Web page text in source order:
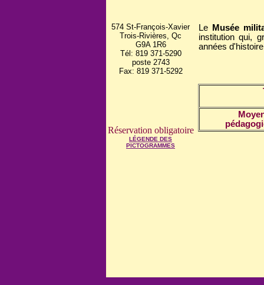
574 St-François-Xavier
Trois-Rivières, Qc
G9A 1R6
Tél: 819 371-5290
poste 2743
Fax: 819 371-5292
Réservation obligatoire
LÉGENDE DES
PICTOGRAMMES
Le Musée
institution qui,
années